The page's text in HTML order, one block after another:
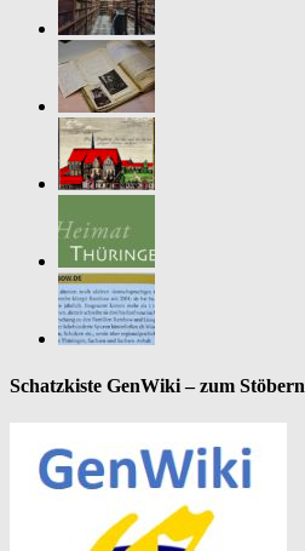
Schatzkiste GenWiki – zum Stöbern